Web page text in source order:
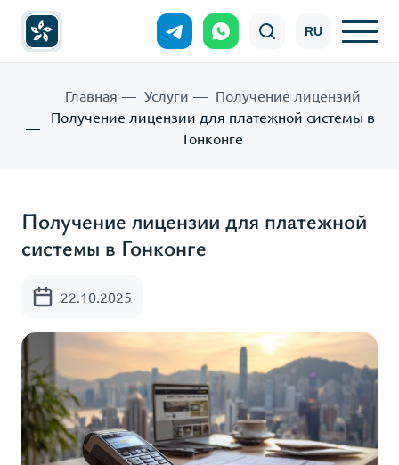
RU
Главная Услуги
Получение лицензий
Получение лицензии для платежной системы в
Гонконге
Получение лицензии для платежной
системы в Гонконге
22.10.2025